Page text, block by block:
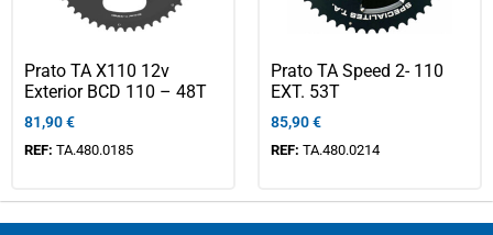
Prato TA X110 12v
Exterior BCD 110 – 48T
81,90€
REF: TA.480.0185
Prato TA Speed 2- 110
EXT. 53T
85,90€
REF: TA.480.0214